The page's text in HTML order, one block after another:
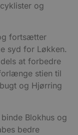
og
fortsætter
syd for Løkken.
at forbedre
stien til
og Hjørring
Blokhus og
bedre